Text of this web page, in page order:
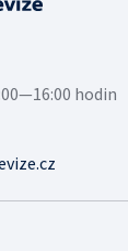
hodin